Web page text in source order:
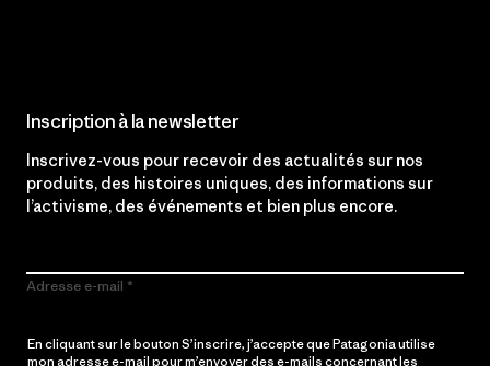
Inscription à la newsletter
Inscrivez-vous pour recevoir des actualités sur nos
produits, des histoires uniques, des informations sur
l’activisme, des événements et bien plus encore.
Adresse e-mail
En cliquant sur le bouton S’inscrire, j’accepte que Patagonia utilise
mon adresse e-mail pour m’envoyer des e-mails concernant les